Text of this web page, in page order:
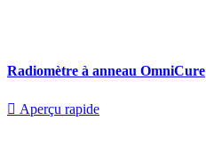
Radiomètre à anneau OmniCure
 Aperçu rapide